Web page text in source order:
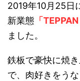
2019年10月25日
新業態 「
ました。
鉄板で豪快に焼
で、肉好きをう